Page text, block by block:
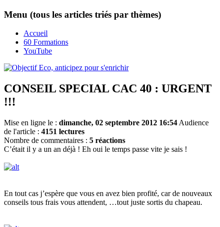
Menu (tous les articles triés par thèmes)
Accueil
60 Formations
YouTube
CONSEIL SPECIAL CAC 40 : URGENT
!!!
Mise en ligne le : dimanche, 02 septembre 2012 16:54 Audience
de l'article : 4151 lectures
Nombre de commentaires : 5 réactions
C’était il y a un an déjà ! Eh oui le temps passe vite je sais !
En tout cas j’espère que vous en avez bien profité, car de nouveaux
conseils tous frais vous attendent, …tout juste sortis du chapeau.